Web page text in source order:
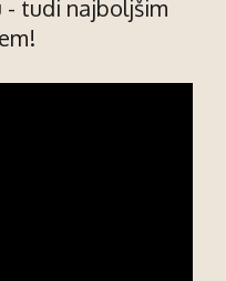
- tudi najboljšim